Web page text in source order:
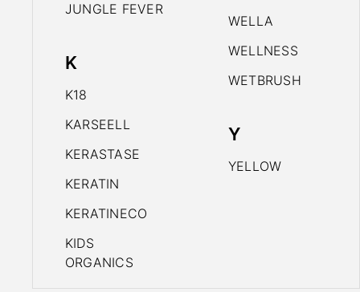
JUNGLE FEVER
K
K18
KARSEELL
KERASTASE
KERATIN
KERATINECO
KIDS
ORGANICS
WELLA
WELLNESS
WETBRUSH
Y
YELLOW